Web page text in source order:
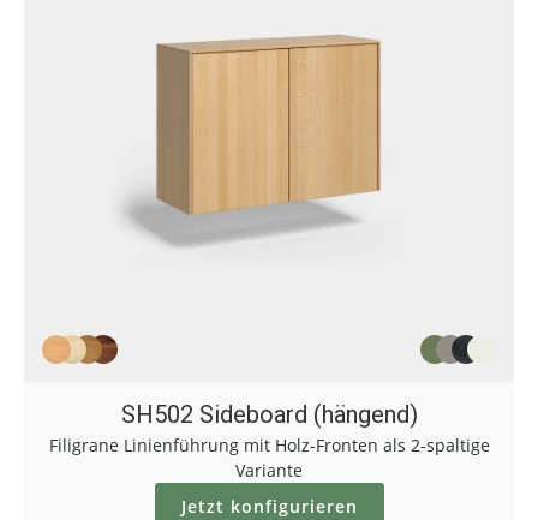
SH502 Sideboard (hängend)
Filigrane Linienführung mit Holz-Fronten als 2-spaltige
Variante
Jetzt konfigurieren